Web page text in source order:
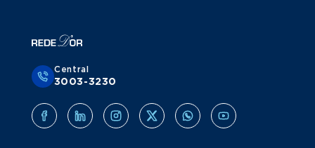
Central
3003-3230